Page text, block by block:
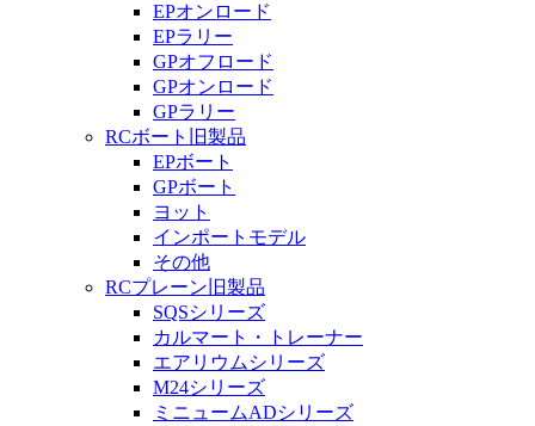
EPオンロード
EPラリー
GPオフロード
GPオンロード
GPラリー
RCボート旧製品
EPボート
GPボート
ヨット
インポートモデル
その他
RCプレーン旧製品
SQSシリーズ
カルマート・トレーナー
エアリウムシリーズ
M24シリーズ
ミニュームADシリーズ